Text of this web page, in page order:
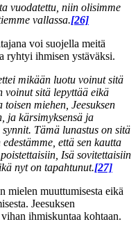
vuodatettu, niin olisimme
vallassa.[26]
voi suojella meitä
ryhtyi ihmisen ystäväksi.
mikään luotu voinut sitä
voinut sitä lepyttää eikä
miehen, Jeesuksen
ja kärsimyksensä ja
Tämä lunastus on sitä
että sen kautta
Isä sovitettaisiin
nyt on tapahtunut.[27]
mielen muuttumisesta eikä
Jeesuksen
ihmiskuntaa kohtaan.